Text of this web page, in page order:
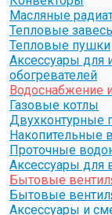
Масляные
Тепловые
Тепловые пушки
Аксессуары для
обогревателей
Водоснабжение
Газовые котлы
Двухконтурные
Накопительные
Проточные
Аксессуары для
Бытовые
Бытовые
Аксессуары и